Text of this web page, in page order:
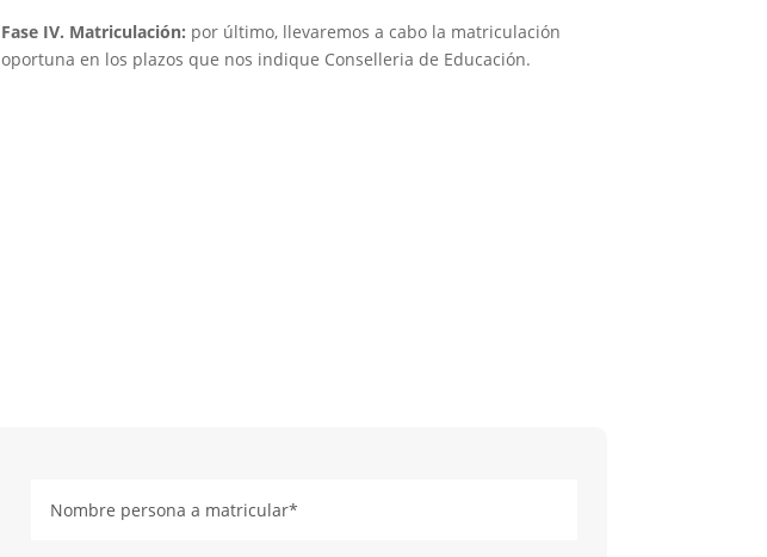
Fase IV. Matriculación: por último, llevaremos a cabo la matriculación
oportuna en los plazos que nos indique Conselleria de Educación.